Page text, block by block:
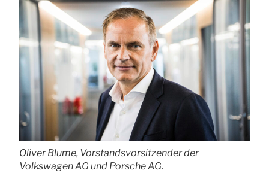
Oliver Blume, Vorstandsvorsitzender der
Volkswagen AG und Porsche AG.